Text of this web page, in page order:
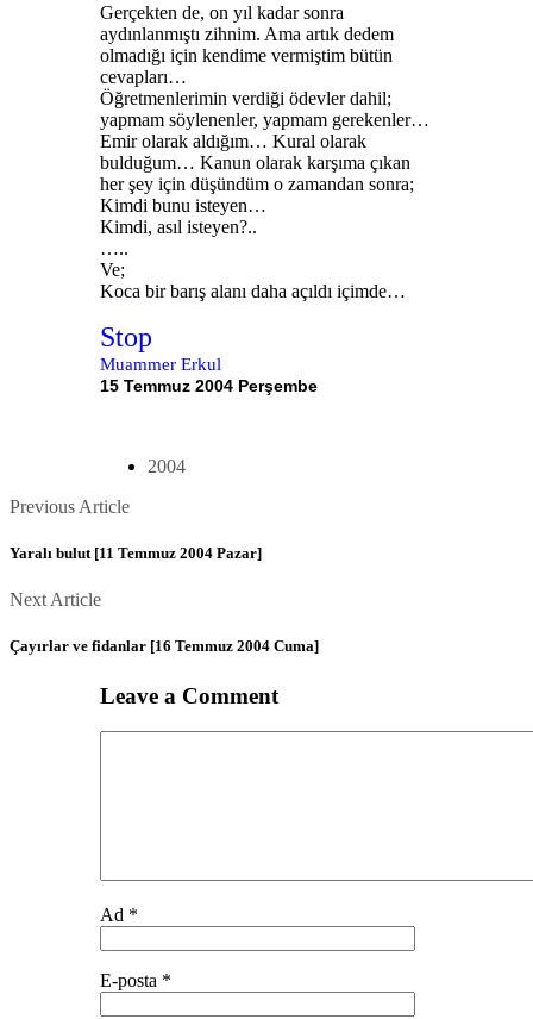
Gerçekten de, on yıl kadar sonra
aydınlanmıştı zihnim. Ama artık dedem
olmadığı için kendime vermiştim bütün
cevapları…
Öğretmenlerimin verdiği ödevler dahil;
yapmam söylenenler, yapmam gerekenler…
Emir olarak aldığım… Kural olarak
bulduğum… Kanun olarak karşıma çıkan
her şey için düşündüm o zamandan sonra;
Kimdi bunu isteyen…
Kimdi, asıl isteyen?..
…..
Ve;
Koca bir barış alanı daha açıldı içimde…
Stop
Muammer Erkul
15 Temmuz 2004 Perşembe
2004
Posts
navigation
Previous ArticlePrevious
Yaralı bulut [11 Temmuz 2004 Pazar]
Next ArticleNext
Çayırlar ve fidanlar [16 Temmuz 2004 Cuma]
Leave a Comment
Ad *
E-posta *